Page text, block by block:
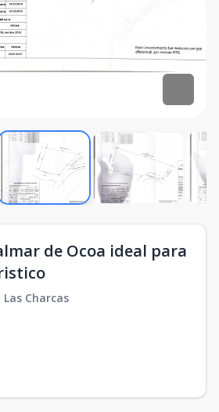
de Ocoa ideal para
Las Charcas